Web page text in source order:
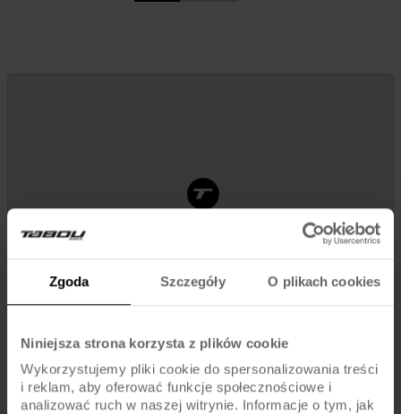
Zgoda Szczegóły O plikach cookies
Niniejsza strona korzysta z plików cookie
Wykorzystujemy pliki cookie do spersonalizowania treści
i reklam, aby oferować funkcje społecznościowe i
analizować ruch w naszej witrynie. Informacje o tym, jak